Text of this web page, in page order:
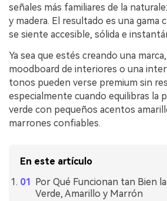
señales más familiares de la
y madera. El resultado es una gama
se siente accesible, sólida e
Ya sea que estés creando una
moodboard de interiores o una
tonos pueden verse premium sin
especialmente cuando equilibras la
verde con pequeños acentos
marrones confiables.
En este artículo
Por Qué Funcionan tan Bien
Verde, Amarillo y Marrón